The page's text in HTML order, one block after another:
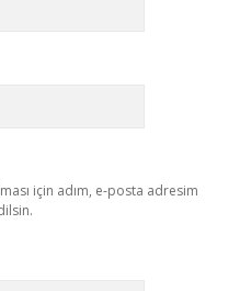
için adım, e-posta adresim